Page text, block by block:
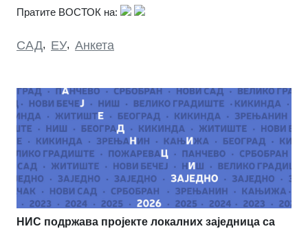
Пратите ВОСТОК на:
САД, ЕУ, Анкета
НИС подржава пројекте локалних заједница са